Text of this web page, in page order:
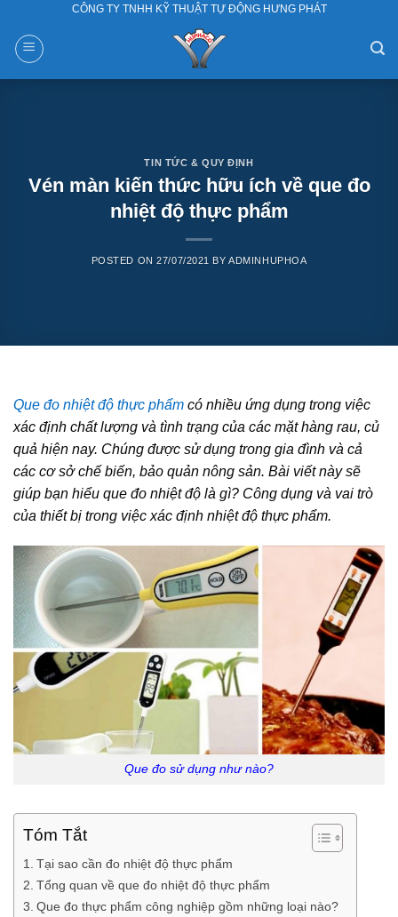
content
CÔNG TY TNHH KỸ THUẬT TỰ ĐỘNG HƯNG PHÁT
TIN TỨC & QUY ĐỊNH
Vén màn kiến thức hữu ích về que đo
nhiệt độ thực phẩm
POSTED ON27/07/2021 BYADMINHUPHOA
Que đo nhiệt độ thực phẩm có nhiều ứng dụng trong việc
xác định chất lượng và tình trạng của các mặt hàng rau, củ
quả hiện nay. Chúng được sử dụng trong gia đình và cả
các cơ sở chế biến, bảo quản nông sản. Bài viết này sẽ
giúp bạn hiểu que đo nhiệt độ là gì? Công dụng và vai trò
của thiết bị trong việc xác định nhiệt độ thực phẩm.
Que đo sử dụng như nào?
Tóm Tắt
Tại sao cần đo nhiệt độ thực phẩm
Tổng quan về que đo nhiệt độ thực phẩm
Que đo thực phẩm công nghiệp gồm những loại nào?